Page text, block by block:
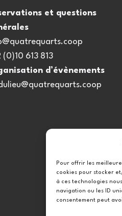
Pour offrir les
cookies pour stocker
à ces technologies
navigation ou les ID
consentement peut
et questions
(0)10 613 813
d’évènements